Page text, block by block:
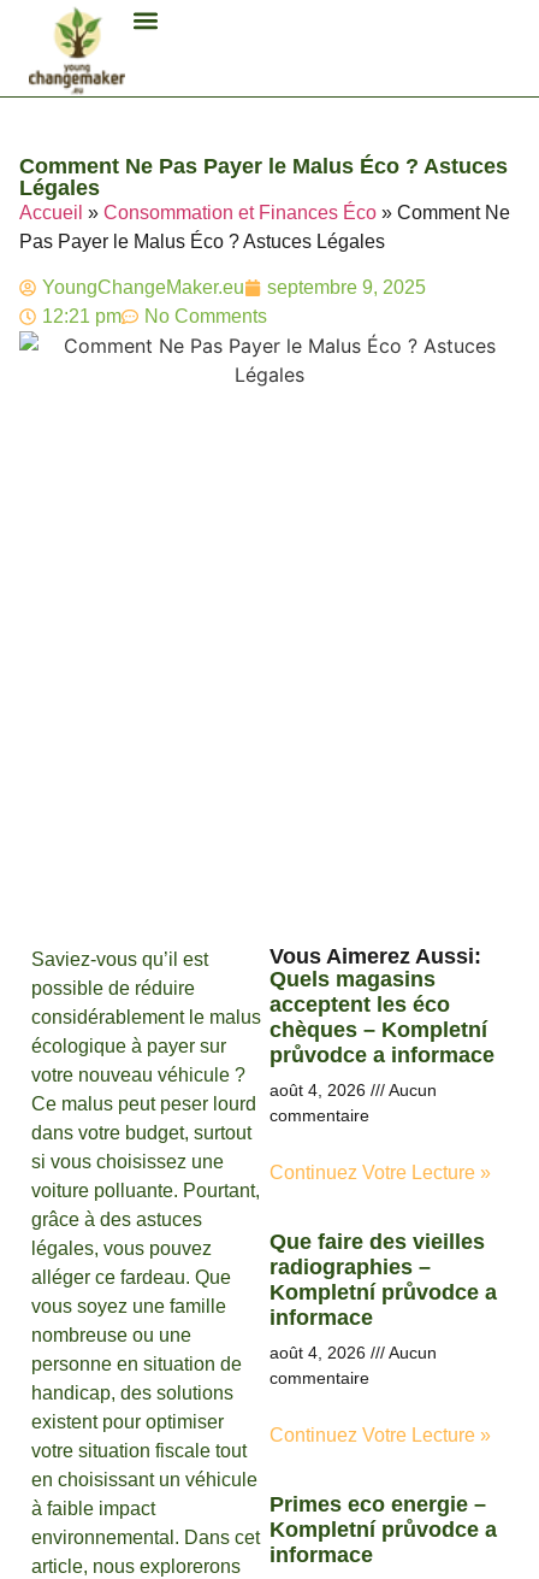
Comment Ne Pas Payer le Malus Éco ? Astuces
Légales
Accueil » Consommation et Finances Éco » Comment Ne
Pas Payer le Malus Éco ? Astuces Légales
YoungChangeMaker.eu
septembre 9, 2025
12:21 pm
No Comments
Saviez-vous qu’il est
possible de réduire
considérablement le malus
écologique à payer sur
votre nouveau véhicule ?
Ce malus peut peser lourd
dans votre budget, surtout
si vous choisissez une
voiture polluante. Pourtant,
grâce à des astuces
légales, vous pouvez
alléger ce fardeau. Que
vous soyez une famille
nombreuse ou une
personne en situation de
handicap, des solutions
existent pour optimiser
votre situation fiscale tout
en choisissant un véhicule
à faible impact
environnemental. Dans cet
article, nous explorerons
Vous Aimerez Aussi :
Quels magasins
acceptent les éco
chèques – Kompletní
průvodce a informace
août 4, 2026
Aucun
commentaire
Continuez Votre Lecture »
Que faire des vieilles
radiographies –
Kompletní průvodce a
informace
août 4, 2026
Aucun
commentaire
Continuez Votre Lecture »
Primes eco energie –
Kompletní průvodce a
informace